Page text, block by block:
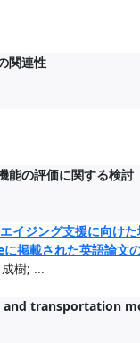
関連性
能の評価に関する検討
イジング支援に向け
載された英語論文
樹; ...
transportation